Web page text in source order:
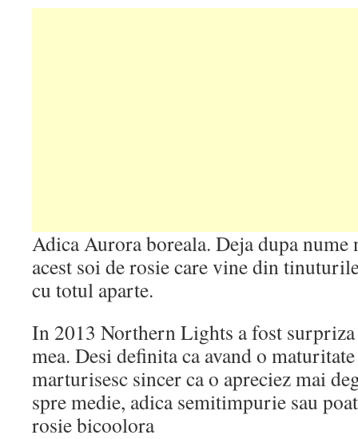
Adica Aurora boreala. Deja dupa nume
acest soi de rosie care vine din
cu totul aparte.
In 2013 Northern Lights a fost
mea. Desi definita ca avand o
marturisesc sincer ca o apreciez mai
spre medie, adica semitimpurie sau
rosie bicoolora